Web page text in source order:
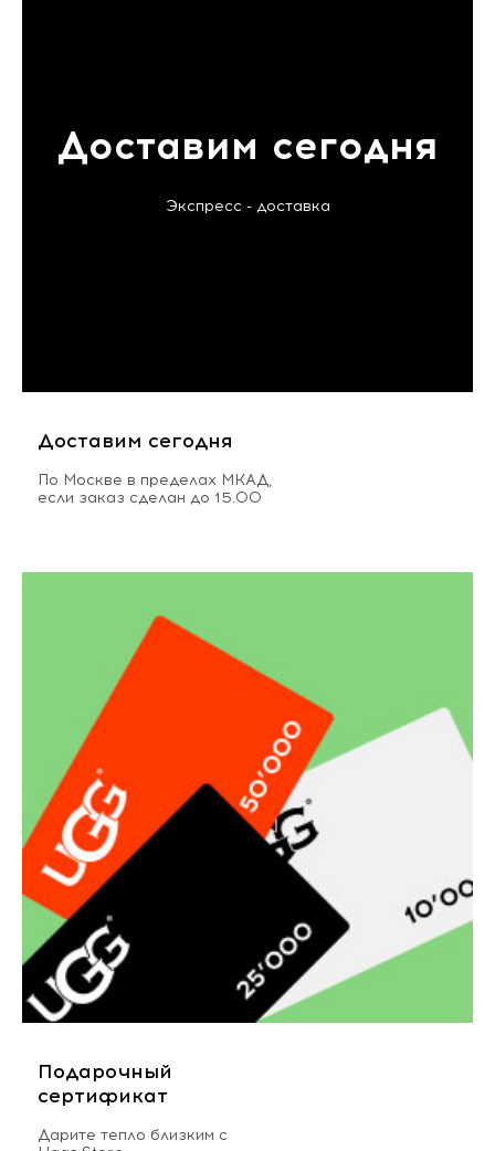
Доставим сегодня
Экспресс - доставка
Доставим сегодня
По Москве в пределах МКАД,
если заказ сделан до 15.00
Подарочный
сертификат
Дарите тепло близким с